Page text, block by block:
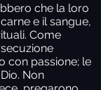
che la loro
e il sangue,
Come
con passione; le
Non